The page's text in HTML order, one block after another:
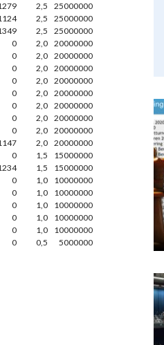
2,5
25000000
2,5
25000000
2,5
25000000
0 2,0 20000000
0 2,0 20000000
0 2,0 20000000
0 2,0 20000000
0 2,0 20000000
0 2,0 20000000
0 2,0 20000000
0 2,0 20000000
2,0 20000000
0 1,5
15000000
1,5
15000000
0 1,0
10000000
0 1,0
10000000
0 1,0
10000000
0 1,0
10000000
0 1,0
10000000
0 0,5 5000000